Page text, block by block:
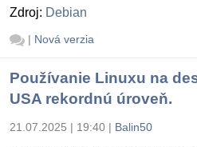
Zdroj: Debian
| Nová verzia
Používanie Linuxu na
USA rekordnú úroveň.
21.07.2025 | 19:40 | Balin50